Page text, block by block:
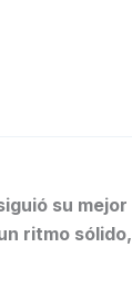
su mejor
ritmo sólido,